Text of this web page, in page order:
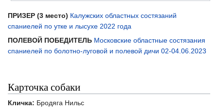
ПРИЗЕР (3 место) Калужских областных состязаний
спаниелей по утке и лысухе 2022 года
ПОЛЕВОЙ ПОБЕДИТЕЛЬ Московские областные состязания
спаниелей по болотно-луговой и полевой дичи 02-04.06.2023
Карточка собаки
Кличка: Бродяга Нильс